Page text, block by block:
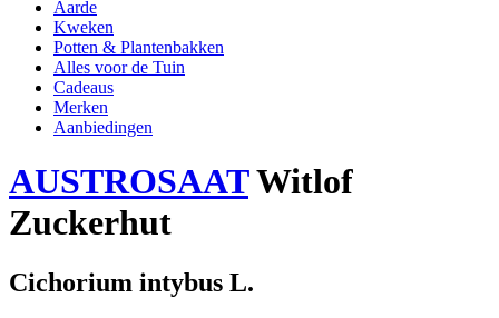
Aarde
Kweken
Potten & Plantenbakken
Alles voor de Tuin
Cadeaus
Merken
Aanbiedingen
AUSTROSAATWitlof
Zuckerhut
Cichorium intybus L.